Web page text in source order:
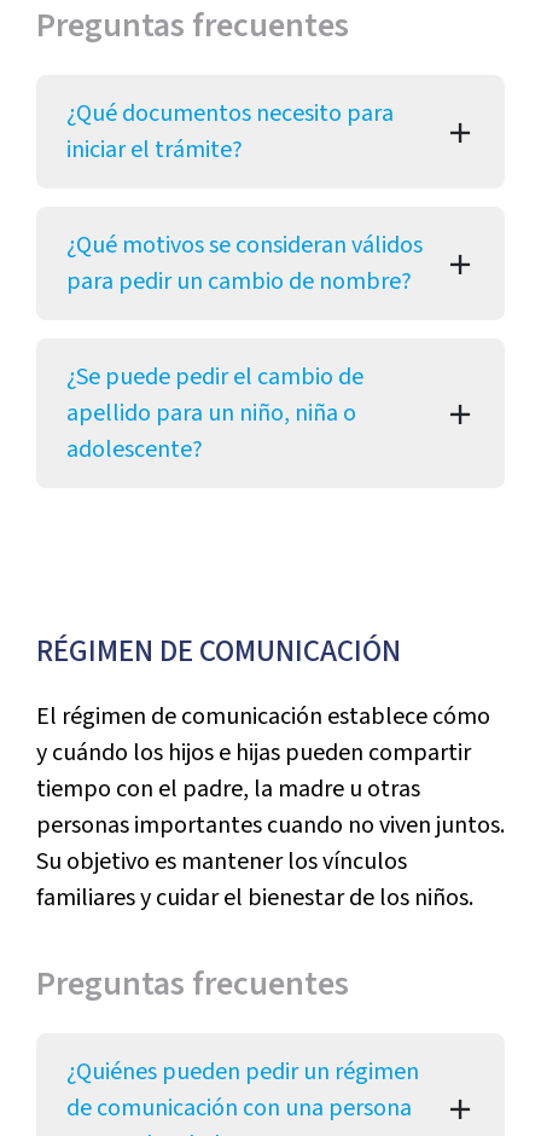
Preguntas frecuentes
¿Qué documentos necesito para
iniciar el trámite?
¿Qué motivos se consideran válidos
para pedir un cambio de nombre?
¿Se puede pedir el cambio de
apellido para un niño, niña o
adolescente?
RÉGIMEN DE COMUNICACIÓN
El régimen de comunicación establece cómo
y cuándo los hijos e hijas pueden compartir
tiempo con el padre, la madre u otras
personas importantes cuando no viven juntos.
Su objetivo es mantener los vínculos
familiares y cuidar el bienestar de los niños.
Preguntas frecuentes
¿Quiénes pueden pedir un régimen
de comunicación con una persona